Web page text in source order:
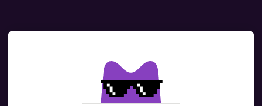
Lépj kapcsolatba velünk